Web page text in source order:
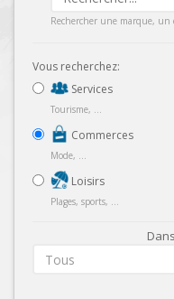
Rechercher une marque, un
Vous recherchez:
Services
Tourisme, ...
Commerces
Mode, ...
Loisirs
Plages, sports, ...
Tous